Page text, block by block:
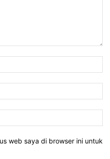
web saya di browser ini untuk